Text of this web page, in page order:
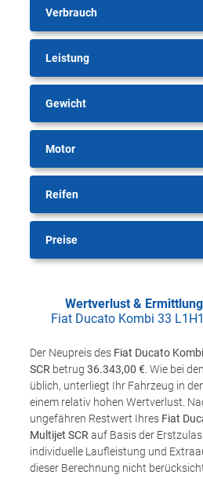
Verbrauch
Leistung
Gewicht
Motor
Reifen
Preise
Wertverlust &
Fiat Ducato Kombi 33
Der Neupreis des Fiat Ducato
SCR betrug 36.343,00 € . Wie bei
üblich, unterliegt Ihr Fahrzeug in
einem relativ hohen Wertverlust.
ungefähren Restwert Ihres Fiat
Multijet SCR auf Basis der
individuelle Laufleistung und
dieser Berechnung nicht